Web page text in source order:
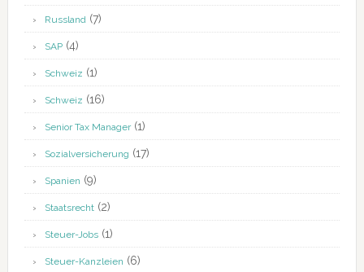
Russland(7)
SAP(4)
Schweiz (1)
Schweiz (16)
Senior Tax Manager(1)
Sozialversicherung (17)
Spanien (9)
Staatsrecht(2)
Steuer-Jobs(1)
Steuer-Kanzleien (6)